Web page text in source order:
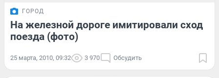
ГОРОД
На железной дороге имитировали сход
поезда (фото)
25 марта, 2010, 09:32 3 970 Обсудить